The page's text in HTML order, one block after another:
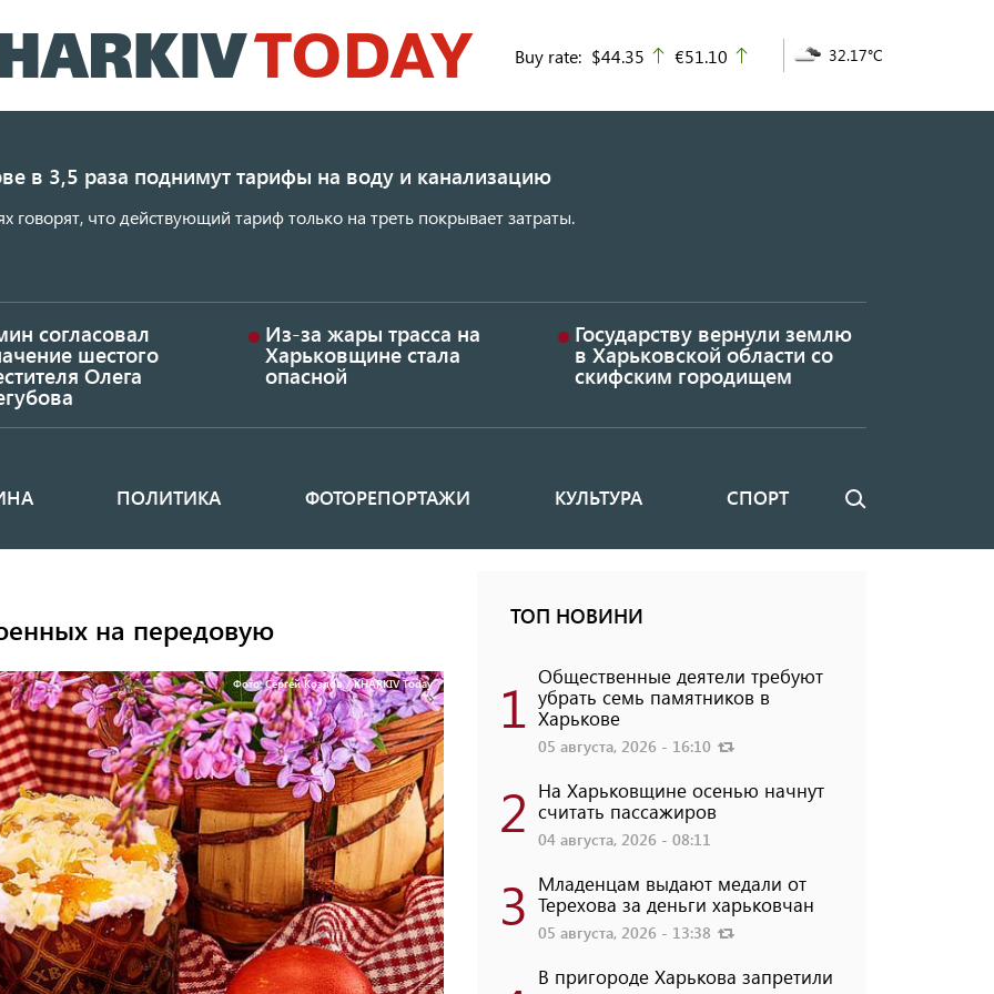
к
основному
Buy rate: $44.35 up
€51.10 32.17°C
в 3,5 раза поднимут тарифы на воду и канализацию
говорят, что действующий тариф только на треть покрывает затраты.
согласовал
шестого
Олега
Из-за жары трасса на
Харьковщине стала
опасной
Государству вернули землю
в Харьковской области со
скифским городищем
ПОЛИТИКА ФОТОРЕПОРТАЖИ КУЛЬТУРА СПОРТ Поиск
на передовую
Фото: Сергей Козлов / KHARKIV Today
ТОП НОВИНИ
1 Общественные деятели требуют
убрать семь памятников в
Харькове
05 августа, 2026 - 16:10
2 На Харьковщине осенью начнут
считать пассажиров
04 августа, 2026 - 08:11
3 Младенцам выдают медали от
Терехова за деньги харьковчан
05 августа, 2026 - 13:38
В пригороде Харькова запретили